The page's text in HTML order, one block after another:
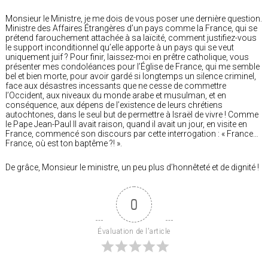
Monsieur le Ministre, je me dois de vous poser une dernière question.
Ministre des Affaires Étrangères d’un pays comme la France, qui se
prétend farouchement attachée à sa laïcité, comment justifiez-vous
le support inconditionnel qu’elle apporte à un pays qui se veut
uniquement juif ? Pour finir, laissez-moi en prêtre catholique, vous
présenter mes condoléances pour l’Église de France, qui me semble
bel et bien morte, pour avoir gardé si longtemps un silence criminel,
face aux désastres incessants que ne cesse de commettre
l’Occident, aux niveaux du monde arabe et musulman, et en
conséquence, aux dépens de l’existence de leurs chrétiens
autochtones, dans le seul but de permettre à Israël de vivre ! Comme
le Pape Jean-Paul II avait raison, quand il avait un jour, en visite en
France, commencé son discours par cette interrogation : « France…
France, où est ton baptême ?! ».
De grâce, Monsieur le ministre, un peu plus d’honnêteté et de dignité !
0
Évaluation de l'article